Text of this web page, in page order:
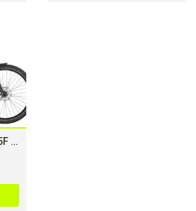
Pegasus Premio EVO 5F Belt